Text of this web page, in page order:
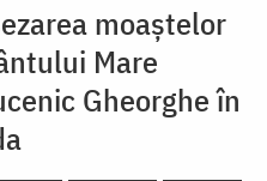
moaștelor
Mare
Gheorghe în